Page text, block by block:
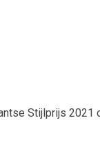
Stijlprijs 2021